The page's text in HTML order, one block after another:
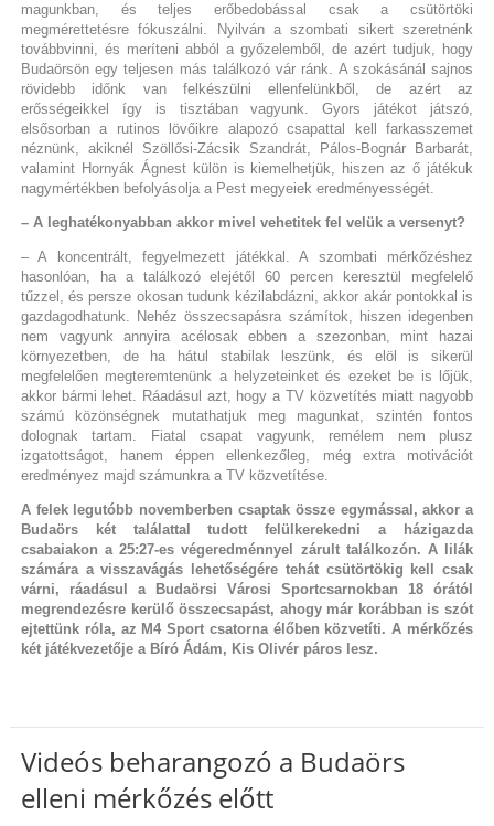
magunkban, és teljes erőbedobással csak a csütörtöki
megmérettetésre fókuszálni. Nyilván a szombati sikert szeretnénk
továbbvinni, és meríteni abból a győzelemből, de azért tudjuk, hogy
Budaörsön egy teljesen más találkozó vár ránk. A szokásánál sajnos
rövidebb időnk van felkészülni ellenfelünkből, de azért az
erősségeikkel így is tisztában vagyunk. Gyors játékot játszó,
elsősorban a rutinos lövőikre alapozó csapattal kell farkasszemet
néznünk, akiknél Szöllősi-Zácsik Szandrát, Pálos-Bognár Barbarát,
valamint Hornyák Ágnest külön is kiemelhetjük, hiszen az ő játékuk
nagymértékben befolyásolja a Pest megyeiek eredményességét.
– A leghatékonyabban akkor mivel vehetitek fel velük a versenyt?
– A koncentrált, fegyelmezett játékkal. A szombati mérkőzéshez
hasonlóan, ha a találkozó elejétől 60 percen keresztül megfelelő
tűzzel, és persze okosan tudunk kézilabdázni, akkor akár pontokkal is
gazdagodhatunk. Nehéz összecsapásra számítok, hiszen idegenben
nem vagyunk annyira acélosak ebben a szezonban, mint hazai
környezetben, de ha hátul stabilak leszünk, és elöl is sikerül
megfelelően megteremtenünk a helyzeteinket és ezeket be is lőjük,
akkor bármi lehet. Ráadásul azt, hogy a TV közvetítés miatt nagyobb
számú közönségnek mutathatjuk meg magunkat, szintén fontos
dolognak tartam. Fiatal csapat vagyunk, remélem nem plusz
izgatottságot, hanem éppen ellenkezőleg, még extra motivációt
eredményez majd számunkra a TV közvetítése.
A felek legutóbb novemberben csaptak össze egymással, akkor a
Budaörs két találattal tudott felülkerekedni a házigazda
csabaiakon a 25:27-es végeredménnyel zárult találkozón. A lilák
számára a visszavágás lehetőségére tehát csütörtökig kell csak
várni, ráadásul a Budaörsi Városi Sportcsarnokban 18 órától
megrendezésre kerülő összecsapást, ahogy már korábban is szót
ejtettünk róla, az M4 Sport csatorna élőben közvetíti. A mérkőzés
két játékvezetője a Bíró Ádám, Kis Olivér páros lesz.
Videós beharangozó a Budaörs
elleni mérkőzés előtt